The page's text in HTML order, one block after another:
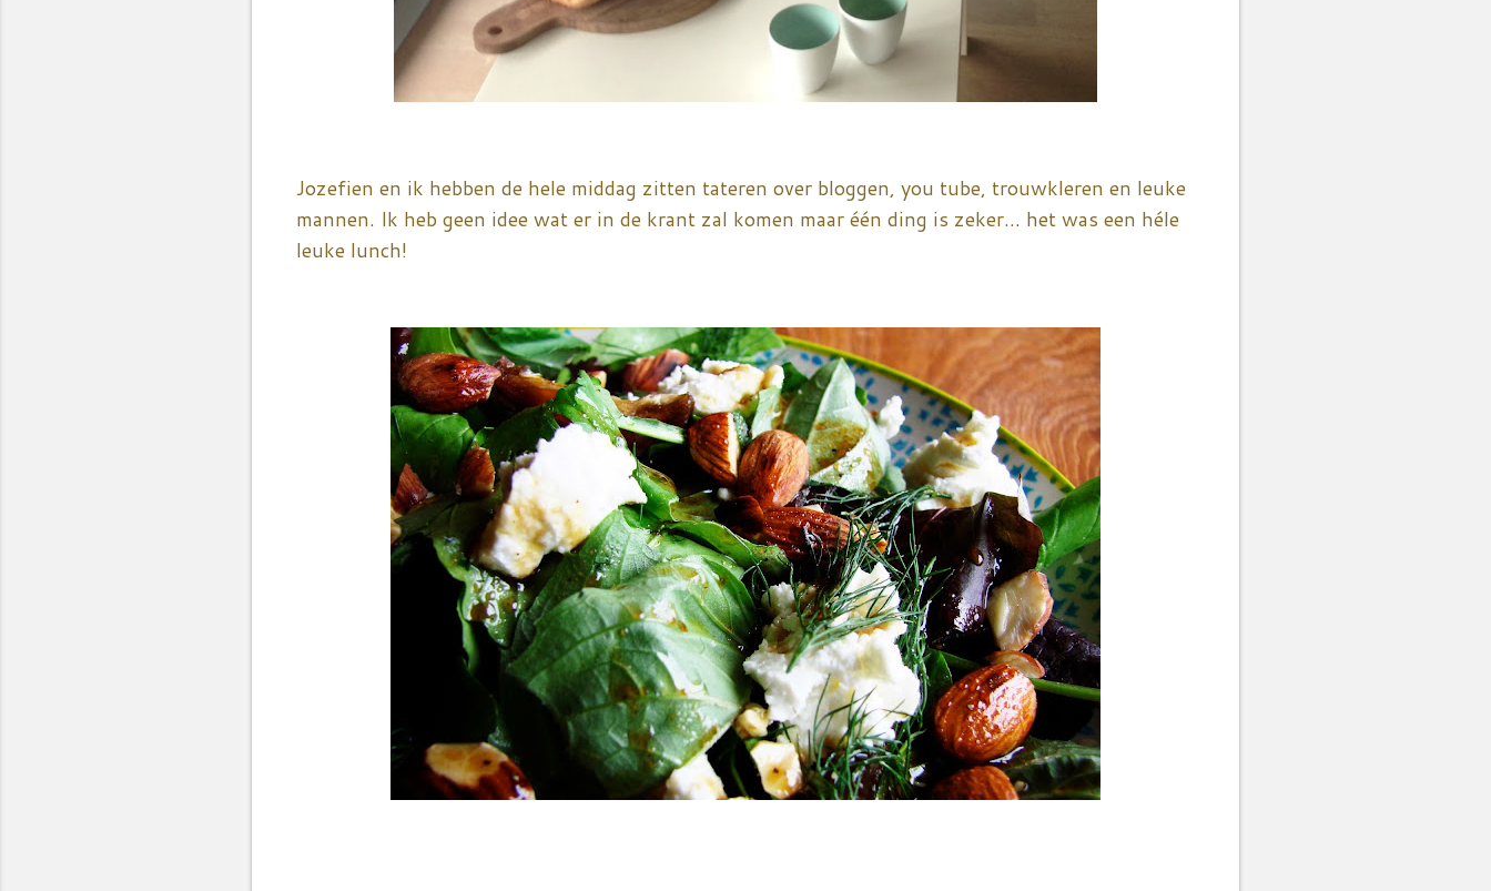
Jozefien en ik hebben de hele middag zitten tateren over bloggen, you tube, trouwkleren en leuke
mannen. Ik heb geen idee wat er in de krant zal komen maar één ding is zeker... het was een héle
leuke lunch!